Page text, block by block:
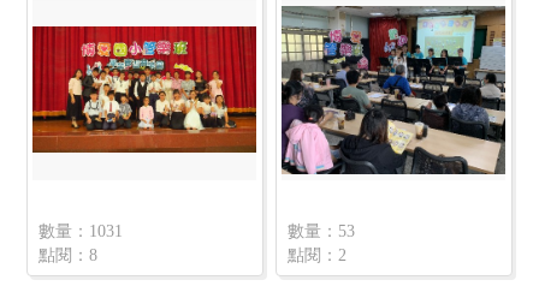
數量：1031
點閱：8
會
數量：53
點閱：2